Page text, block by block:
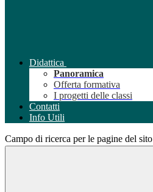
Didattica
Panoramica
Offerta formativa
I progetti delle classi
Contatti
Info Utili
Campo di ricerca per le pagine del sito